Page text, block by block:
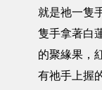
就是祂一隻
隻手拿著白
的聚緣果，
有祂手上握